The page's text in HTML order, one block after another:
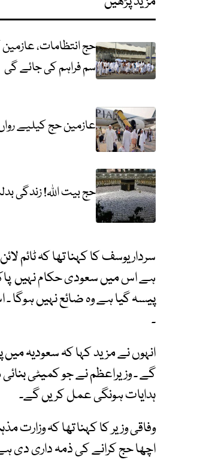
حج انتظامات،
سم فراہم کی جائے گی
عازمین حج کیلیے
حج بیت اللہ! زندگی
سردار یوسف کا کہنا تھا کہ ٹائم
ہے اس میں سعودی حکام نہیں
پیسہ گیا ہے وہ ضائع نہیں
۔
انہوں نے مزید کہا کہ سعودیہ
گے ۔ وزیراعظم نے جو کمیٹی
ہدایات ہونگی عمل کریں گے۔
وفاقی وزیر کا کہنا تھا کہ
اچھا حج کرانے کی ذمہ داری دی